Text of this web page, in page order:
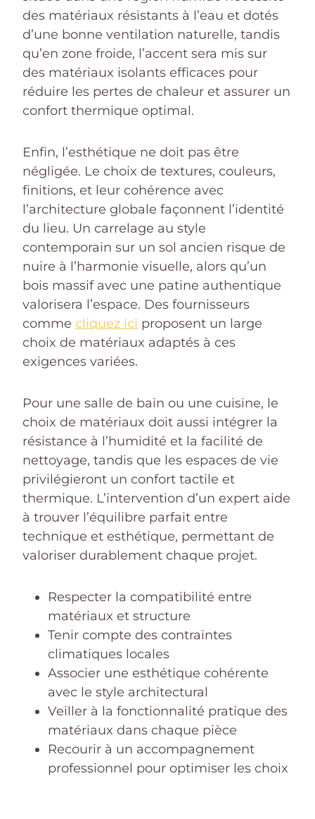
des matériaux résistants à l’eau et dotés
d’une bonne ventilation naturelle, tandis
qu’en zone froide, l’accent sera mis sur
des matériaux isolants efficaces pour
réduire les pertes de chaleur et assurer un
confort thermique optimal.
Enfin, l’esthétique ne doit pas être
négligée. Le choix de textures, couleurs,
finitions, et leur cohérence avec
l’architecture globale façonnent l’identité
du lieu. Un carrelage au style
contemporain sur un sol ancien risque de
nuire à l’harmonie visuelle, alors qu’un
bois massif avec une patine authentique
valorisera l’espace. Des fournisseurs
comme cliquez ici proposent un large
choix de matériaux adaptés à ces
exigences variées.
Pour une salle de bain ou une cuisine, le
choix de matériaux doit aussi intégrer la
résistance à l’humidité et la facilité de
nettoyage, tandis que les espaces de vie
privilégieront un confort tactile et
thermique. L’intervention d’un expert aide
à trouver l’équilibre parfait entre
technique et esthétique, permettant de
valoriser durablement chaque projet.
Respecter la compatibilité entre
matériaux et structure
Tenir compte des contraintes
climatiques locales
Associer une esthétique cohérente
avec le style architectural
Veiller à la fonctionnalité pratique des
matériaux dans chaque pièce
Recourir à un accompagnement
professionnel pour optimiser les choix